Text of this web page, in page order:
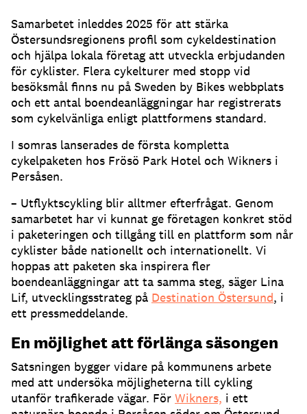
Samarbetet inleddes 2025 för att stärka
Östersundsregionens profil som cykeldestination
och hjälpa lokala företag att utveckla erbjudanden
för cyklister. Flera cykelturer med stopp vid
besöksmål finns nu på Sweden by Bikes webbplats
och ett antal boendeanläggningar har registrerats
som cykelvänliga enligt plattformens standard.
I somras lanserades de första kompletta
cykelpaketen hos Frösö Park Hotel och Wikners i
Persåsen.
– Utflyktscykling blir alltmer efterfrågat. Genom
samarbetet har vi kunnat ge företagen konkret stöd
i paketeringen och tillgång till en plattform som når
cyklister både nationellt och internationellt. Vi
hoppas att paketen ska inspirera fler
boendeanläggningar att ta samma steg, säger Lina
Lif, utvecklingsstrateg på Destination Östersund, i
ett pressmeddelande.
En möjlighet att förlänga säsongen
Satsningen bygger vidare på kommunens arbete
med att undersöka möjligheterna till cykling
utanför trafikerade vägar. För Wikners, i ett